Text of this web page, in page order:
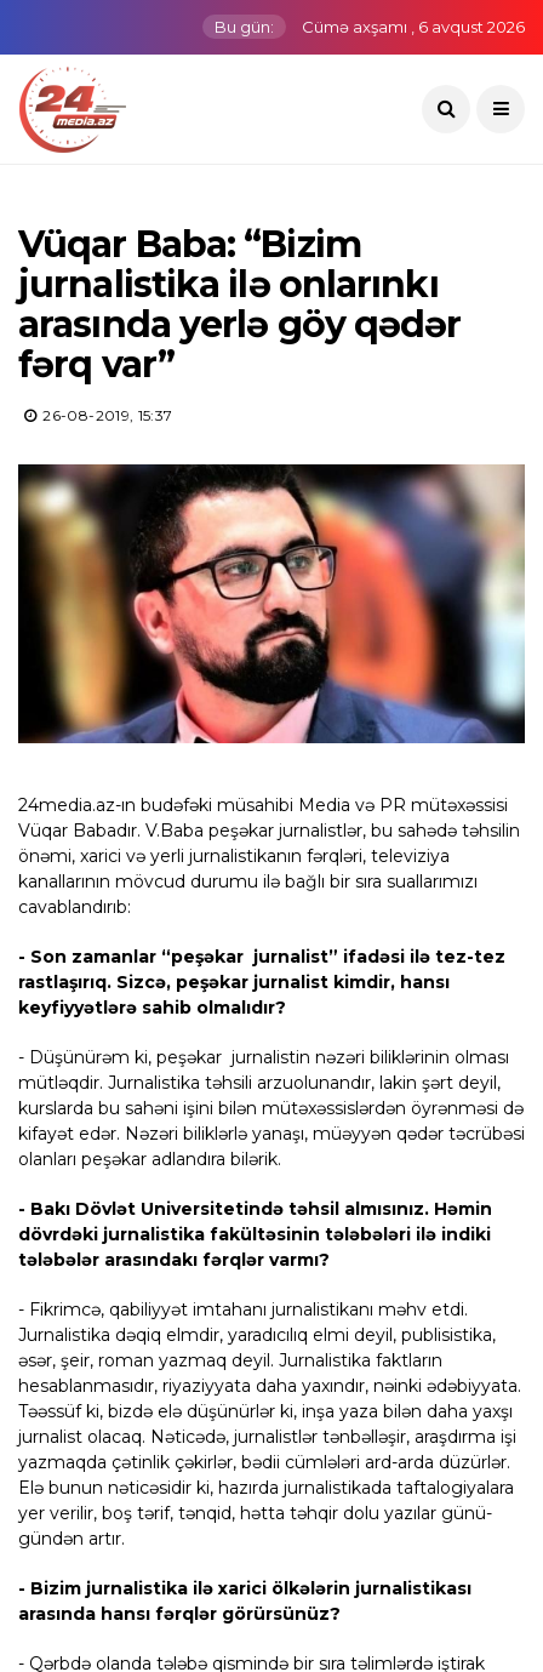
Bu gün: Cümə axşamı , 6 avqust 2026
Vüqar Baba: “Bizim
jurnalistika ilə onlarınkı
arasında yerlə göy qədər
fərq var”
26-08-2019, 15:37
24media.az-ın budəfəki müsahibi Media və PR mütəxəssisi
Vüqar Babadır. V.Baba peşəkar jurnalistlər, bu sahədə təhsilin
önəmi, xarici və yerli jurnalistikanın fərqləri, televiziya
kanallarının mövcud durumu ilə bağlı bir sıra suallarımızı
cavablandırıb:
- Son zamanlar “peşəkar jurnalist” ifadəsi ilə tez-tez
rastlaşırıq. Sizcə, peşəkar jurnalist kimdir, hansı
keyfiyyətlərə sahib olmalıdır?
- Düşünürəm ki, peşəkar jurnalistin nəzəri biliklərinin olması
mütləqdir. Jurnalistika təhsili arzuolunandır, lakin şərt deyil,
kurslarda bu sahəni işini bilən mütəxəssislərdən öyrənməsi də
kifayət edər. Nəzəri biliklərlə yanaşı, müəyyən qədər təcrübəsi
olanları peşəkar adlandıra bilərik.
- Bakı Dövlət Universitetində təhsil almısınız. Həmin
dövrdəki jurnalistika fakültəsinin tələbələri ilə indiki
tələbələr arasındakı fərqlər varmı?
- Fikrimcə, qabiliyyət imtahanı jurnalistikanı məhv etdi.
Jurnalistika dəqiq elmdir, yaradıcılıq elmi deyil, publisistika,
əsər, şeir, roman yazmaq deyil. Jurnalistika faktların
hesablanmasıdır, riyaziyyata daha yaxındır, nəinki ədəbiyyata.
Təəssüf ki, bizdə elə düşünürlər ki, inşa yaza bilən daha yaxşı
jurnalist olacaq. Nəticədə, jurnalistlər tənbəlləşir, araşdırma işi
yazmaqda çətinlik çəkirlər, bədii cümlələri ard-arda düzürlər.
Elə bunun nəticəsidir ki, hazırda jurnalistikada taftalogiyalara
yer verilir, boş tərif, tənqid, hətta təhqir dolu yazılar günü-
gündən artır.
- Bizim jurnalistika ilə xarici ölkələrin jurnalistikası
arasında hansı fərqlər görürsünüz?
- Qərbdə olanda tələbə qismində bir sıra təlimlərdə iştirak